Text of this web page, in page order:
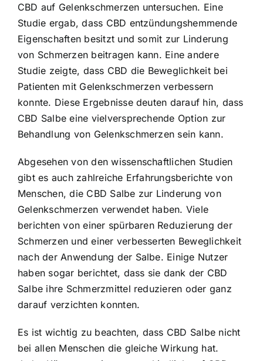
CBD auf Gelenkschmerzen untersuchen. Eine
Studie ergab, dass CBD entzündungshemmende
Eigenschaften besitzt und somit zur Linderung
von Schmerzen beitragen kann. Eine andere
Studie zeigte, dass CBD die Beweglichkeit bei
Patienten mit Gelenkschmerzen verbessern
konnte. Diese Ergebnisse deuten darauf hin, dass
CBD Salbe eine vielversprechende Option zur
Behandlung von Gelenkschmerzen sein kann.
Abgesehen von den wissenschaftlichen Studien
gibt es auch zahlreiche Erfahrungsberichte von
Menschen, die CBD Salbe zur Linderung von
Gelenkschmerzen verwendet haben. Viele
berichten von einer spürbaren Reduzierung der
Schmerzen und einer verbesserten Beweglichkeit
nach der Anwendung der Salbe. Einige Nutzer
haben sogar berichtet, dass sie dank der CBD
Salbe ihre Schmerzmittel reduzieren oder ganz
darauf verzichten konnten.
Es ist wichtig zu beachten, dass CBD Salbe nicht
bei allen Menschen die gleiche Wirkung hat.